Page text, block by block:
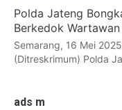
Polda Jateng
Berkedok Wartawan
Semarang, 16 Mei
(Ditreskrimum) Polda
ads m